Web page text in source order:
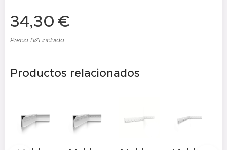
34,30 €
Precio IVA incluido
Productos relacionados